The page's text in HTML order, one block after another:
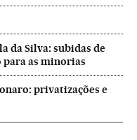
da Silva: subidas de
para as minorias
privatizações e